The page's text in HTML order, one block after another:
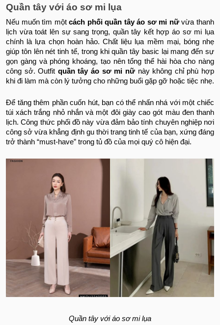
Quần tây với áo sơ mi lụa
Nếu muốn tìm mộtcách phối quần tây áo sơ mi nữvừa thanh
lịch vừa toát lên sự sang trọng, quần tây kết hợp áo sơ mi lụa
chính là lựa chọn hoàn hảo. Chất liệu lụa mềm mại, bóng nhẹ
giúp tôn lên nét tinh tế, trong khi quần tây basic lại mang đến sự
gọn gàng và phóng khoáng, tạo nên tổng thể hài hòa cho nàng
công sở. Outfit quần tây áo sơ mi nữ này không chỉ phù hợp
khi đi làm mà còn lý tưởng cho những buổi gặp gỡ hoặc tiệc nhẹ.
Để tăng thêm phần cuốn hút, bạn có thể nhấn nhá với một chiếc
túi xách trắng nhỏ nhắn và một đôi giày cao gót màu đen thanh
lịch. Công thức phối đồ này vừa đảm bảo tính chuyên nghiệp nơi
công sở vừa khẳng định gu thời trang tinh tế của bạn, xứng đáng
trở thành “must-have” trong tủ đồ của mọi quý cô hiện đại.
Quần tây với áo sơ mi lụa